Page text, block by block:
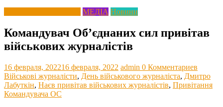
МЕДІА Новини
Командувач Об’єднаних сил привітав
військових журналістів
16 февраля, 202216 февраля, 2022 admin 0 Комментариев
Військові журналісти, День військового журналіста, Дмитро
Лабуткін, Наєв привітав військових журналістів, Привітання
Командувача ОС